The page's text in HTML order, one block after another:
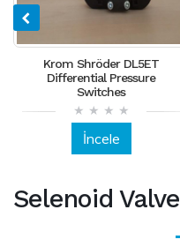
Krom Shröder DL5ET
Differential Pressure
Switches
İncele
Selenoid Valve